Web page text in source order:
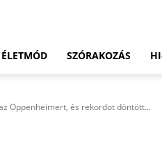
ÉLETMÓD SZÓRAKOZÁS
Oppenheimert, és rekordot döntött...